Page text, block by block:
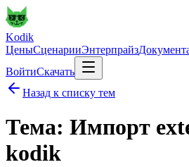
Kodik
ЦеныСценарииЭнтерпрайз
ВойтиСкачать
Назад к списку тем
Тема: Импорт
kodik